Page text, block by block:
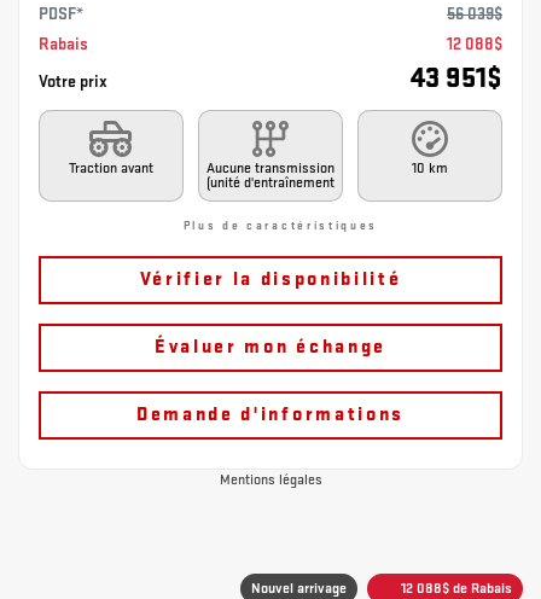
PDSF*
56 039$
Rabais
12 088$
Votre prix
43 951$
Traction avant
Aucune transmission
(unité d'entraînement
10 km
Plus de caractéristiques
Vérifier la disponibilité
Évaluer mon échange
Demande d'informations
Mentions légales
Nouvel arrivage 12 088$ de Rabais